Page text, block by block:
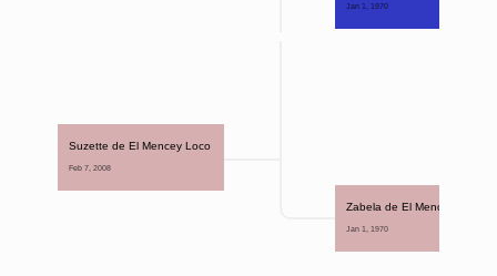
Suzette de El Mencey Loco
Feb 7, 2008
Jan 1, 1970
Zabela de El Mencey Loco
Jan 1, 1970